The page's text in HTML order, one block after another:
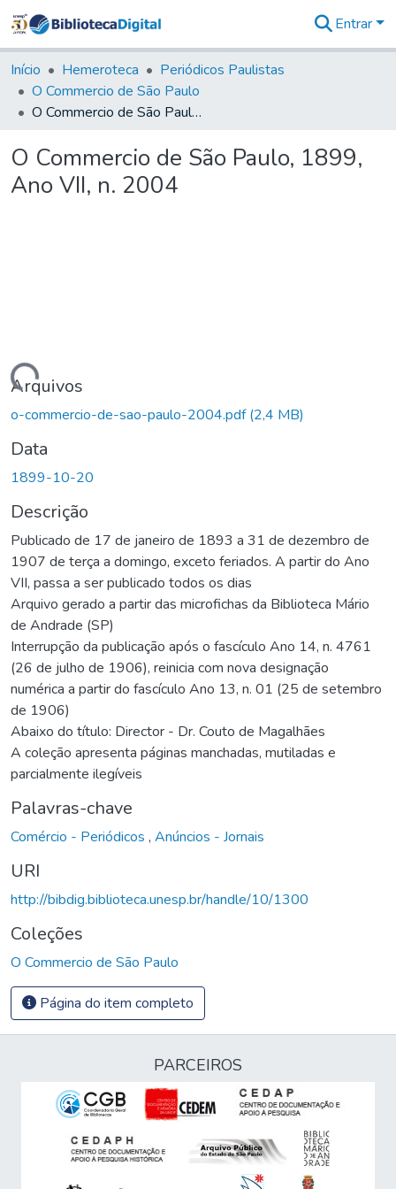
&
Coleções
Tudo na
Biblioteca
Estatísticas
Entrar
Início Hemeroteca
Periódicos Paulistas
O Commercio de São Paulo
O Commercio de São Paulo, 1899, Ano VII, n. 2004
O Commercio de São Paulo, 1899,
Ano VII, n. 2004
Arquivos
o-commercio-de-sao-paulo-2004.pdf(2,4 MB)
Data
1899-10-20
Descrição
Publicado de 17 de janeiro de 1893 a 31 de dezembro de
1907 de terça a domingo, exceto feriados. A partir do Ano
VII, passa a ser publicado todos os dias
Arquivo gerado a partir das microfichas da Biblioteca Mário
de Andrade (SP)
Interrupção da publicação após o fascículo Ano 14, n. 4761
(26 de julho de 1906), reinicia com nova designação
numérica a partir do fascículo Ano 13, n. 01 (25 de setembro
de 1906)
Abaixo do título: Director - Dr. Couto de Magalhães
A coleção apresenta páginas manchadas, mutiladas e
parcialmente ilegíveis
Palavras-chave
Comércio - Periódicos , Anúncios - Jornais
URI
http://bibdig.biblioteca.unesp.br/handle/10/1300
Coleções
O Commercio de São Paulo
Página do item completo
PARCEIROS